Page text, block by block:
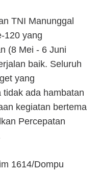
TNI Manunggal
120 yang
(8 Mei - 6 Juni
baik. Seluruh
yang
tidak ada hambatan
kegiatan bertema
Percepatan
1614/Dompu